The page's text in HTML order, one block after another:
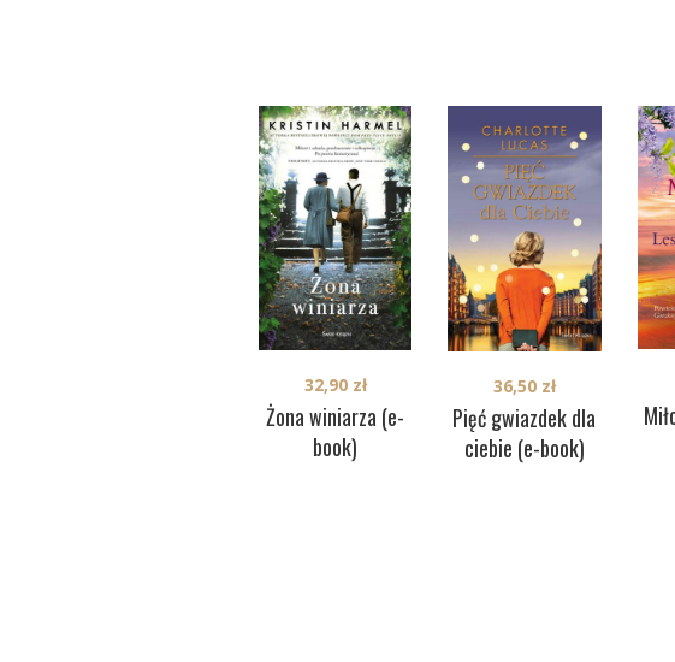
Żona winiarza (e-
book)
32,90 zł
Pięć gwiazdek dla
ciebie (e-book)
36,50 zł